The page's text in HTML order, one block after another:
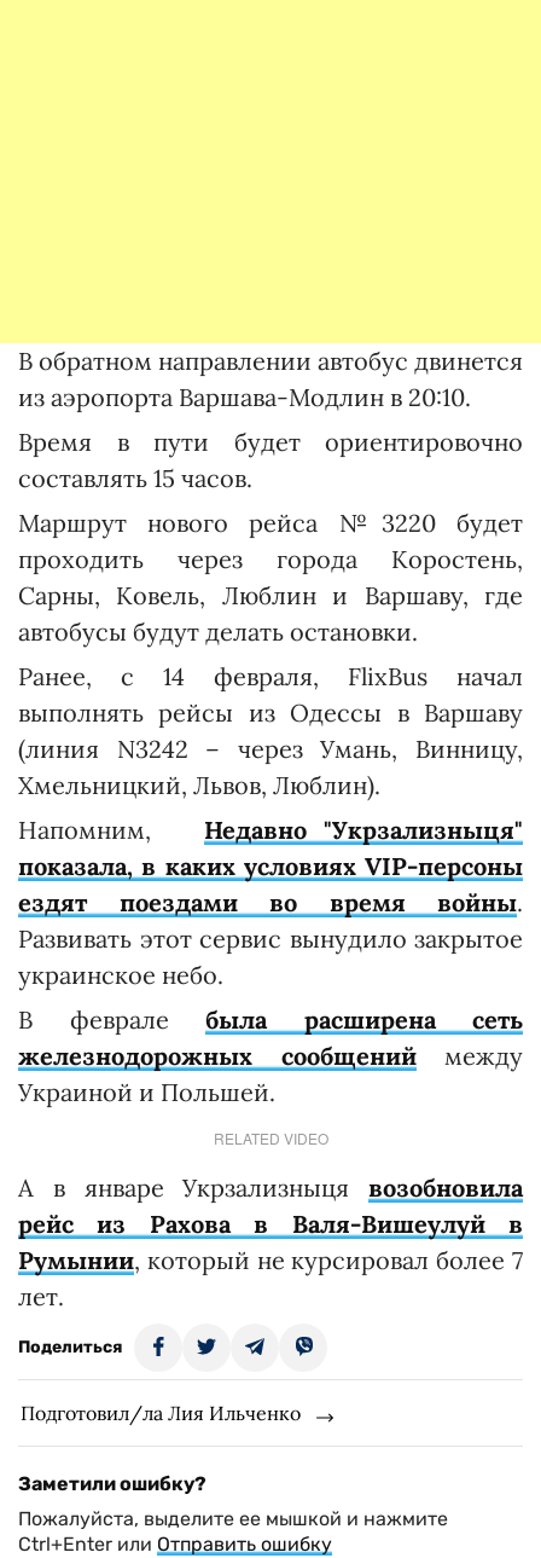
В обратном направлении автобус двинется
из аэропорта Варшава-Модлин в 20:10.
Время в пути будет ориентировочно
составлять 15 часов.
Маршрут нового рейса №3220 будет
проходить через города Коростень,
Сарны, Ковель, Люблин и Варшаву, где
автобусы будут делать остановки.
Ранее, с 14 февраля, FlixBus начал
выполнять рейсы из Одессы в Варшаву
(линия N3242 – через Умань, Винницу,
Хмельницкий, Львов, Люблин).
Напомним, Недавно "Укрзализныця"
показала, в каких условиях VIP-персоны
ездят поездами во время войны.
Развивать этот сервис вынудило закрытое
украинское небо.
В феврале была расширена сеть
железнодорожных сообщениймежду
Украиной и Польшей.
RELATED VIDEO
А в январе Укрзализныця возобновила
рейс из Рахова в Валя-Вишеулуй в
Румынии, который не курсировал более 7
лет.
Поделиться
Подготовил/ла Лия Ильченко
Заметили ошибку?
Пожалуйста, выделите ее мышкой и нажмите
Ctrl+Enter или Отправить ошибку